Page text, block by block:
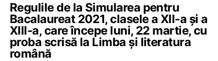
Regulile de la Simularea pentru
Bacalaureat 2021, clasele a XII-a și a
XIII-a, care începe luni, 22 martie, cu
proba scrisă la Limba și literatura
română